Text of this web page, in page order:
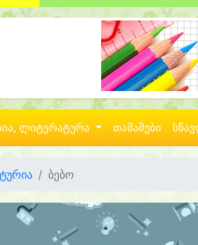
ლიტერატურა თამაშები
ბებო